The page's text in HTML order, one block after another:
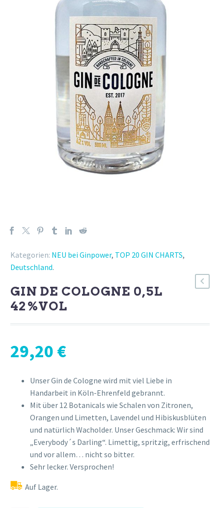
Kategorien: NEU bei Ginpower, TOP 20 GIN CHARTS,
Deutschland.
GIN DE COLOGNE 0,5L
42%VOL
29,20 €
Unser Gin de Cologne wird mit viel Liebe in
Handarbeit in Köln-Ehrenfeld gebrannt.
Mit über 12 Botanicals wie Schalen von Zitronen,
Orangen und Limetten, Lavendel und Hibiskusblüten
und natürlich Wacholder. Unser Geschmack: Wir sind
„Everybody´s Darling“. Limettig, spritzig, erfrischend
und vor allem… nicht so bitter.
Sehr lecker. Versprochen!
Auf Lager.